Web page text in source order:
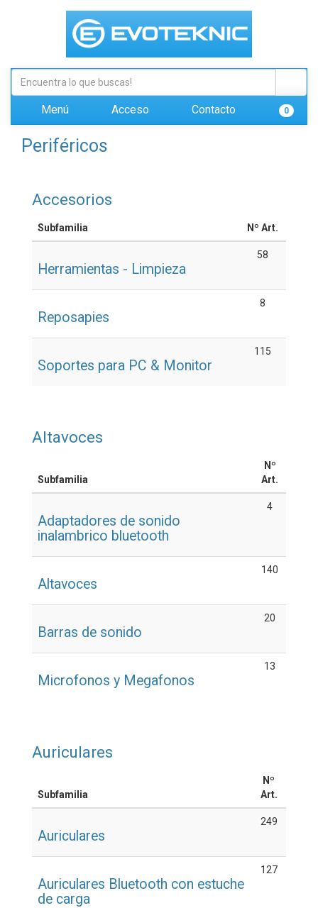
Menú Acceso Contacto 0
Periféricos
Accesorios
Subfamilia Nº Art.
Herramientas - Limpieza
58
Reposapies
8
Soportes para PC & Monitor
115
Altavoces
Subfamilia
Nº
Art.
Adaptadores de sonido
inalambrico bluetooth
4
Altavoces
140
Barras de sonido
20
Microfonos y Megafonos
13
Auriculares
Subfamilia
Nº
Art.
Auriculares
249
Auriculares Bluetooth con estuche
de carga
127